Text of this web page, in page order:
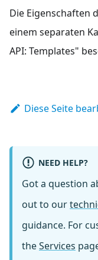
Die Eigenschaften
einem separaten
API: Templates"
Diese Seite
NEED HELP?
Got a question
out to our
guidance. For
theServices